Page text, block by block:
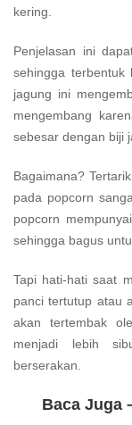
kering.
Penjelasan ini
sehingga
jagung ini
mengembang
sebesar dengan biji
Bagaimana?
pada popcorn
popcorn
sehingga bagus
Tapi hati-hati saat
panci tertutup atau
akan tertembak
menjadi lebih
berserakan.
Baca Juga